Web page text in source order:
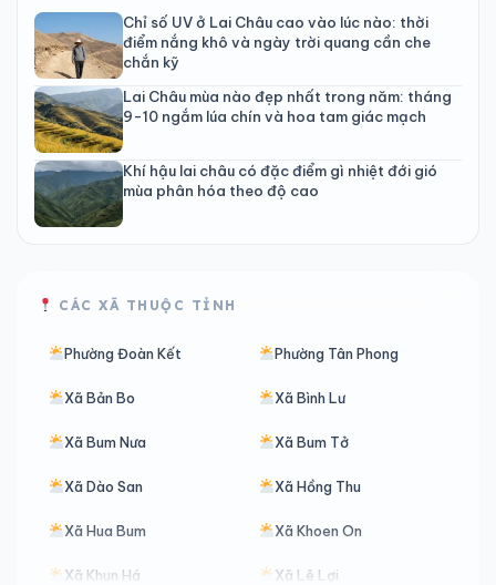
Chỉ số UV ở Lai Châu cao vào lúc nào: thời
điểm nắng khô và ngày trời quang cần che
chắn kỹ
Lai Châu mùa nào đẹp nhất trong năm: tháng
9-10 ngắm lúa chín và hoa tam giác mạch
Khí hậu lai châu có đặc điểm gì nhiệt đới gió
mùa phân hóa theo độ cao
CÁC XÃ THUỘC TỈNH
Phường Đoàn Kết Phường Tân Phong
Xã Bản Bo Xã Bình Lư
Xã Bum Nưa Xã Bum Tở
Xã Dào San Xã Hồng Thu
Xã Hua Bum Xã Khoen On
Xã Khun Há Xã Lê Lợi